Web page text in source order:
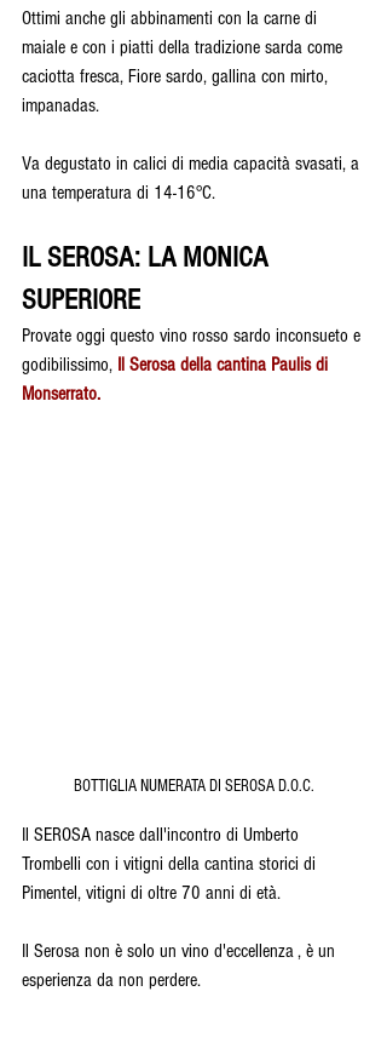
Ottimi anche gli abbinamenti con la carne di
maiale e con i piatti della tradizione sarda come
caciotta fresca, Fiore sardo, gallina con mirto,
impanadas.
Va degustato in calici di media capacità svasati, a
una temperatura di 14-16°C.
IL SEROSA: LA MONICA
SUPERIORE
Provate oggi questo vino rosso sardo inconsueto e
godibilissimo, Il Serosa della cantina Paulis di
Monserrato.
BOTTIGLIA NUMERATA DI SEROSA D.O.C.
Il SEROSA nasce dall'incontro di Umberto
Trombelli con i vitigni della cantina storici di
Pimentel, vitigni di oltre 70 anni di età.
Il Serosa non è solo un vino d'eccellenza , è un
esperienza da non perdere.